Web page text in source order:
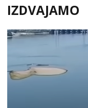
IZDVAJAMO